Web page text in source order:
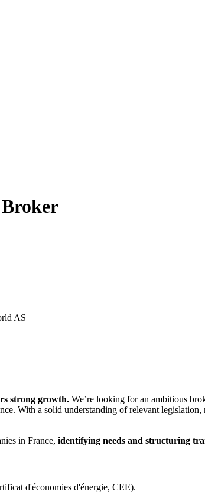
AS
strong growth. We’re looking for an ambitious
With a solid understanding of relevant
in France, identifying needs and structuring
d'économies d'énergie, CEE).